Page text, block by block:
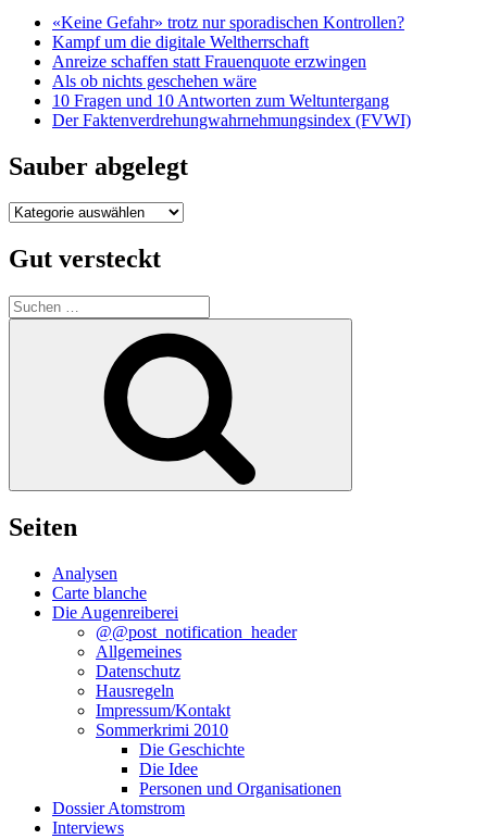
«Keine Gefahr» trotz nur sporadischen Kontrollen?
Kampf um die digitale Weltherrschaft
Anreize schaffen statt Frauenquote erzwingen
Als ob nichts geschehen wäre
10 Fragen und 10 Antworten zum Weltuntergang
Der Faktenverdrehungwahrnehmungsindex (FVWI)
Sauber abgelegt
Sauber
Gut versteckt
Suche
nach:
Seiten
Analysen
Carte blanche
Die Augenreiberei
@@post_notification_header
Allgemeines
Datenschutz
Hausregeln
Impressum/Kontakt
Sommerkrimi 2010
Die Geschichte
Die Idee
Personen und Organisationen
Dossier Atomstrom
Interviews